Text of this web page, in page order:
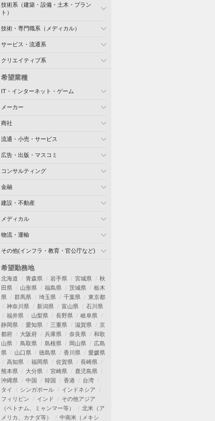
技術系（建築・設備・土木・プラン
ト）
技術・専門職系（メディカル）
サービス・流通系
クリエイティブ系
希望業種
IT・インターネット・ゲーム
メーカー
商社
流通・小売・サービス
広告・出版・マスコミ
コンサルティング
金融
建設・不動産
メディカル
物流・運輸
その他(インフラ・教育・官公庁など)
希望勤務地
北海道 青森県 岩手県 宮城県
秋
田県
山形県 福島県 茨城県
栃木
県
群馬県 埼玉県 千葉県
東京都
神奈川県
新潟県 富山県
石川県
福井県
山梨県 長野県
岐阜県
静岡県
愛知県 三重県 滋賀県
京
都府
大阪府 兵庫県 奈良県
和歌
山県
鳥取県 島根県 岡山県
広島
県
山口県 徳島県 香川県
愛媛県
高知県
福岡県 佐賀県
長崎県
熊本県
大分県 宮崎県
鹿児島県
沖縄県
中国 韓国 香港
台湾
タイ
シンガポール
インドネシア
フィリピン
インド
その他アジア
（ベトナム、ミャンマー等）
北米（ア
メリカ、カナダ等）
中南米（メキシ